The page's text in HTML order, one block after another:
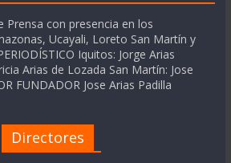
Prensa con presencia en los
Ucayali, Loreto San Martín y
Iquitos: Jorge Arias
Arias de Lozada San Martín: Jose
FUNDADOR Jose Arias Padilla
Directores